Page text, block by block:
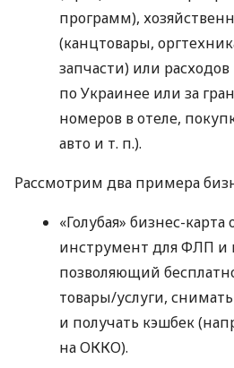
программ),
(канцтовары,
запчасти) или
по Украинее или за
номеров в отеле,
авто и т. п.).
Рассмотрим два примера
«Голубая» бизнес-
инструмент для ФЛП и
позволяющий
товары/услуги,
и получать кэшбек
на ОККО).